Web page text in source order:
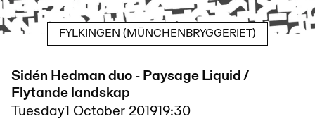
FYLKINGEN (MÜNCHENBRYGGERIET)
Sidén Hedman duo - Paysage Liquid /
Flytande landskap
Tuesday1 October 201919:30